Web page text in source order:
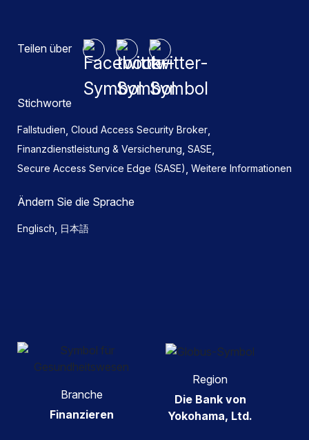
Teilen über
Stichworte
Fallstudien, Cloud Access Security Broker,
Finanzdienstleistung & Versicherung, SASE,
Secure Access Service Edge (SASE), Weitere Informationen
Ändern Sie die Sprache
Englisch, 日本語
Branche
Finanzieren
Region
Die Bank von
Yokohama, Ltd.